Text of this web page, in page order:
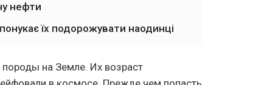
нефти
їх подорожувати наодинці
породы на Земле. Их возраст